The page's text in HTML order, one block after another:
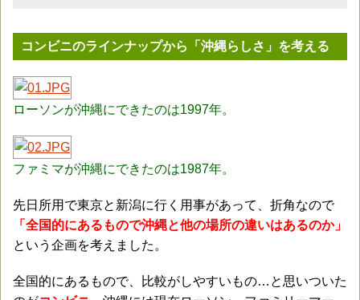
コンビニのラインナップから「沖縄らしさ」を考える
ローソンが沖縄にできたのは1997年。
ファミマが沖縄にできたのは1987年。
先日所用で東京と新潟に行く用事があって、折角なので
「全国的にあるもので沖縄と他の場所の違いはあるのか」
という企画を考えました。
全国的にあるもので、比較がしやすいもの…と思いついた